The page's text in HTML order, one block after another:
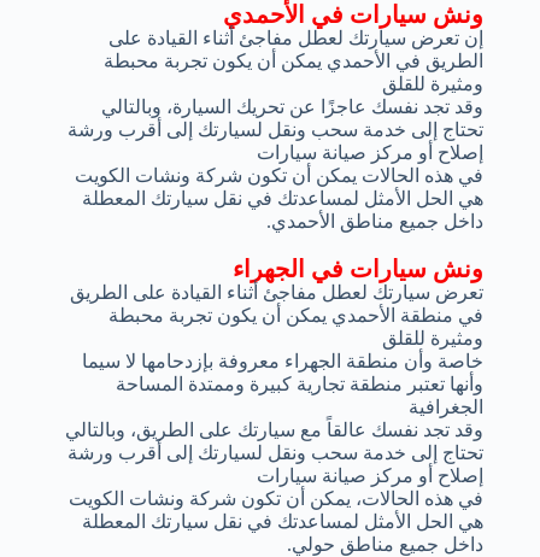
ونش سيارات في الجهراء
تعرض سيارتك لعطل مفاجئ أثناء القيادة على الطريق
في منطقة الأحمدي يمكن أن يكون تجربة محبطة
ومثيرة للقلق
خاصة وأن منطقة الجهراء معروفة بإزدحامها لا سيما
وأنها تعتبر منطقة تجارية كبيرة وممتدة المساحة
الجغرافية
وقد تجد نفسك عالقاً مع سيارتك على الطريق، وبالتالي
تحتاج إلى خدمة سحب ونقل لسيارتك إلى أقرب ورشة
إصلاح أو مركز صيانة سيارات
في هذه الحالات، يمكن أن تكون شركة ونشات الكويت
هي الحل الأمثل لمساعدتك في نقل سيارتك المعطلة
داخل جميع مناطق حولي.
ونش سيارات في الأحمدي
إن تعرض سيارتك لعطل مفاجئ أثناء القيادة على
الطريق في الأحمدي يمكن أن يكون تجربة محبطة
ومثيرة للقلق
وقد تجد نفسك عاجزًا عن تحريك السيارة، وبالتالي
تحتاج إلى خدمة سحب ونقل لسيارتك إلى أقرب ورشة
إصلاح أو مركز صيانة سيارات
في هذه الحالات يمكن أن تكون شركة ونشات الكويت
هي الحل الأمثل لمساعدتك في نقل سيارتك المعطلة
داخل جميع مناطق الأحمدي.